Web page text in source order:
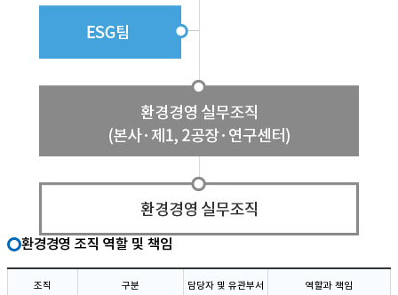
환경경영 조직 역할 및 책임
조직 구분 담당자 및 유관부서 역할과 책임